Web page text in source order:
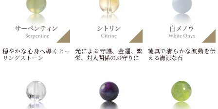
穏やかな心身へ導くヒー
リングストーン
光による守護、金運、繁
栄、対人関係のお守りに
純真で清らかな波動を伝
える清涼な石